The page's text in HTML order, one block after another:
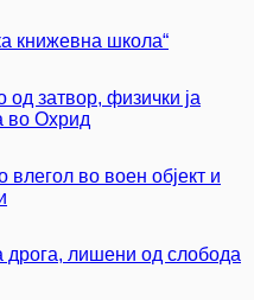
книжевна школа“
од затвор, физички ја
во Охрид
во воен објект и
дрога, лишени од слобода